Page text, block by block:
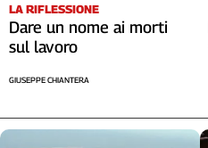
LA RIFLESSIONE
Dare un nome ai morti
sul lavoro
GIUSEPPE CHIANTERA